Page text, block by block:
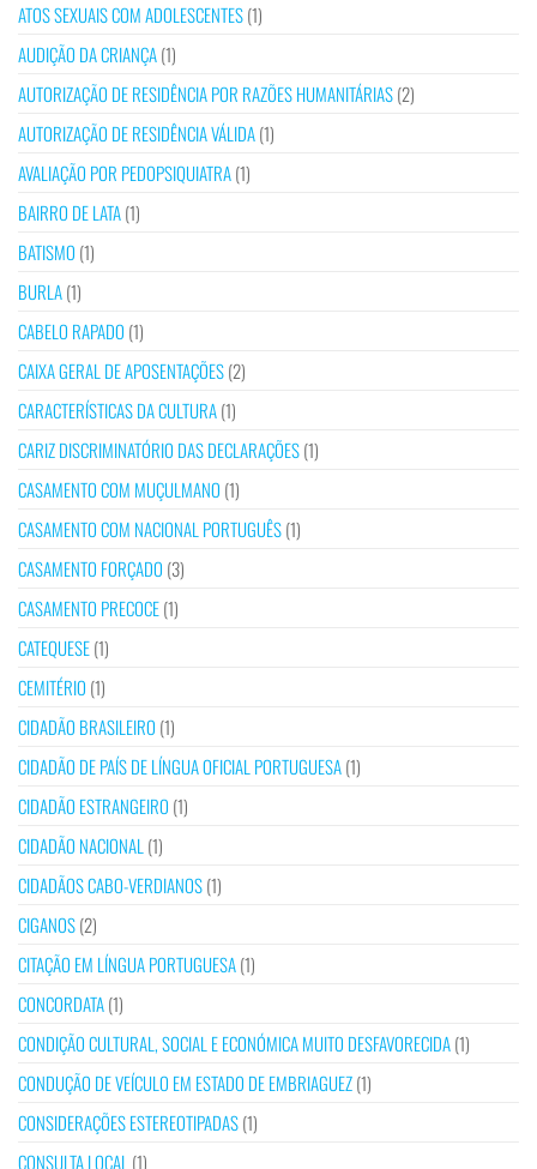
ATOS SEXUAIS COM ADOLESCENTES(1)
AUDIÇÃO DA CRIANÇA(1)
AUTORIZAÇÃO DE RESIDÊNCIA POR RAZÕES HUMANITÁRIAS(2)
AUTORIZAÇÃO DE RESIDÊNCIA VÁLIDA(1)
AVALIAÇÃO POR PEDOPSIQUIATRA(1)
BAIRRO DE LATA(1)
BATISMO (1)
BURLA(1)
CABELO RAPADO (1)
CAIXA GERAL DE APOSENTAÇÕES(2)
CARACTERÍSTICAS DA CULTURA(1)
CARIZ DISCRIMINATÓRIO DAS DECLARAÇÕES(1)
CASAMENTO COM MUÇULMANO (1)
CASAMENTO COM NACIONAL PORTUGUÊS(1)
CASAMENTO FORÇADO (3)
CASAMENTO PRECOCE(1)
CATEQUESE(1)
CEMITÉRIO (1)
CIDADÃO BRASILEIRO (1)
CIDADÃO DE PAÍS DE LÍNGUA OFICIAL PORTUGUESA(1)
CIDADÃO ESTRANGEIRO (1)
CIDADÃO NACIONAL (1)
CIDADÃOS CABO-VERDIANOS(1)
CIGANOS(2)
CITAÇÃO EM LÍNGUA PORTUGUESA(1)
CONCORDATA(1)
CONDIÇÃO CULTURAL, SOCIAL E ECONÓMICA MUITO DESFAVORECIDA(1)
CONDUÇÃO DE VEÍCULO EM ESTADO DE EMBRIAGUEZ(1)
CONSIDERAÇÕES ESTEREOTIPADAS(1)
CONSULTA LOCAL (1)